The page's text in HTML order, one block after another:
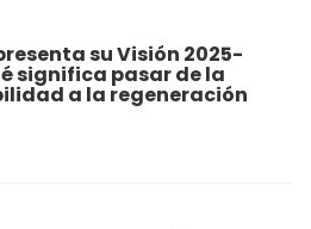
su Visión 2025-
significa pasar de la
a la regeneración